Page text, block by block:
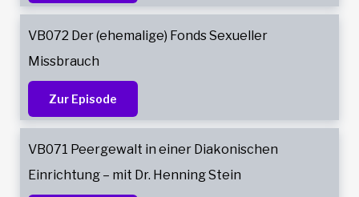
VB072 Der (ehemalige) Fonds Sexueller
Missbrauch
Zur Episode
VB071 Peergewalt in einer Diakonischen
Einrichtung – mit Dr. Henning Stein